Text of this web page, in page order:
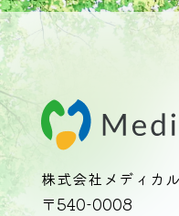
株式会社メディカ
〒540-0008